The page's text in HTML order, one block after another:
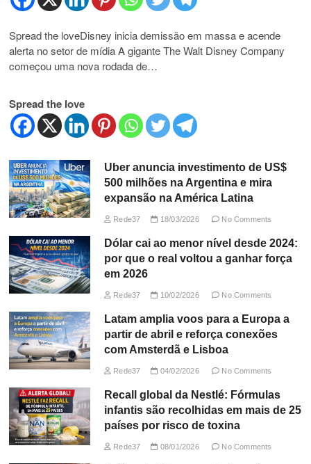
Spread the loveDisney inicia demissão em massa e acende
alerta no setor de mídia A gigante The Walt Disney Company
começou uma nova rodada de…
Spread the love
Uber anuncia investimento de US$
500 milhões na Argentina e mira
expansão na América Latina
Rede37 18/03/2026 No Comments
Dólar cai ao menor nível desde 2024:
por que o real voltou a ganhar força
em 2026
Rede37 10/02/2026 No Comments
Latam amplia voos para a Europa a
partir de abril e reforça conexões
com Amsterdã e Lisboa
Rede37 04/02/2026 No Comments
Recall global da Nestlé: Fórmulas
infantis são recolhidas em mais de 25
países por risco de toxina
Rede37 08/01/2026 No Comments